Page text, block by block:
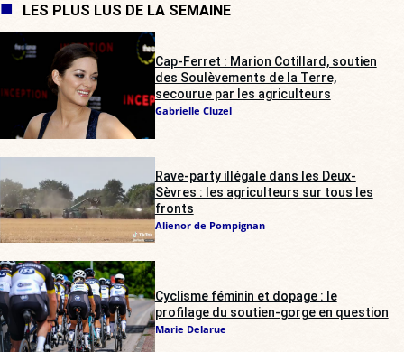
LES PLUS LUS DE LA SEMAINE
Cap-Ferret : Marion Cotillard, soutien
des Soulèvements de la Terre,
secourue par les agriculteurs
Gabrielle Cluzel
Rave-party illégale dans les Deux-
Sèvres : les agriculteurs sur tous les
fronts
Alienor de Pompignan
Cyclisme féminin et dopage : le
profilage du soutien-gorge en question
Marie Delarue